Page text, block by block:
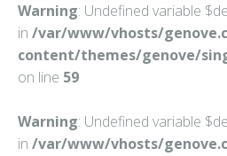
Warning: Undefined variable
in /var/www/vhosts/
content/themes/genove/
on line 59
Warning: Undefined variable
in /var/www/vhosts/